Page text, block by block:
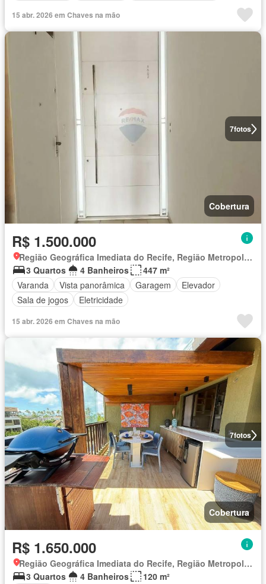
15 abr. 2026 em Chaves na mão
7fotos
Cobertura
R$ 1.500.000
Região Geográfica Imediata do Recife, Região Metropolitana do Recife
3 Quartos
4 Banheiros
447 m²
Varanda
Vista panorâmica Garagem
Elevador
Sala de jogos
Eletricidade
15 abr. 2026 em Chaves na mão
7fotos
Cobertura
R$ 1.650.000
Região Geográfica Imediata do Recife, Região Metropolitana do Recife
3 Quartos
4 Banheiros
120 m²